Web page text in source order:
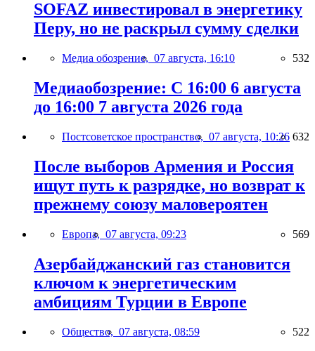
SOFAZ инвестировал в энергетику
Перу, но не раскрыл сумму сделки
Медиа обозрение, 07 августа, 16:10 532
Медиаобозрение: С 16:00 6 августа
до 16:00 7 августа 2026 года
Постсоветское пространство, 07 августа, 10:26 632
После выборов Армения и Россия
ищут путь к разрядке, но возврат к
прежнему союзу маловероятен
Европа, 07 августа, 09:23 569
Азербайджанский газ становится
ключом к энергетическим
амбициям Турции в Европе
Общество, 07 августа, 08:59 522